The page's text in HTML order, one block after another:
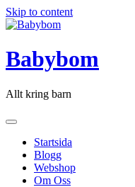
Skip to content
Babybom
Allt kring barn
Startsida
Blogg
Webshop
Om Oss